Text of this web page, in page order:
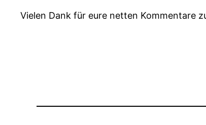
Vielen Dank für eure netten Kommentare